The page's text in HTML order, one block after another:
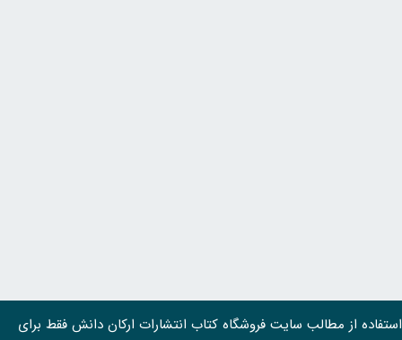
استفاده از مطالب سايت فروشگاه کتاب انتشارات ارکان دانش فقط برای